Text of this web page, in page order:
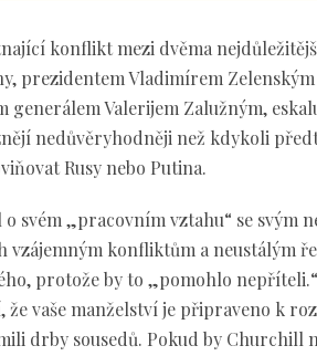
konflikt mezi dvěma
prezidentem Vladimírem
generálem Valerijem Zalužným,
nedůvěryhodněji než kdykoli
Rusy nebo Putina.
svém „pracovním vztahu“ se svým
vzájemným konfliktům a neustálým
protože by to „pomohlo
že vaše manželství je připraveno k
drby sousedů. Pokud by Churchill